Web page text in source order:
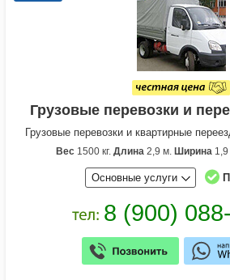
Грузовые перевозки и
Грузовые перевозки и квартирные
Вес 1500 кг. Длина 2,9 м. Ширина
Основные услуги